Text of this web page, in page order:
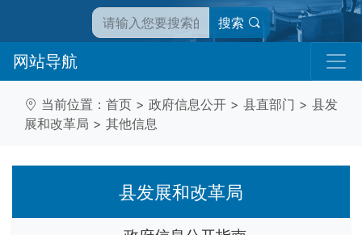
搜索
网站导航
当前位置： 首页 > 政府信息公开 > 县直部门 > 县发
展和改革局 > 其他信息
县发展和改革局